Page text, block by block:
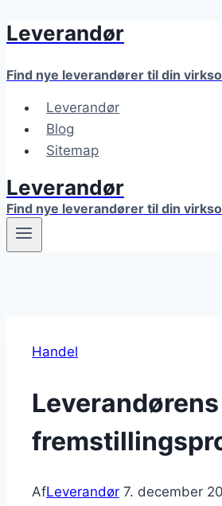
Fortsæt
indhold
Leverandør
Find nye leverandører til din
Leverandør
Blog
Sitemap
Leverandør
Find nye leverandører til din
Handel
AfLeverandør 7. december